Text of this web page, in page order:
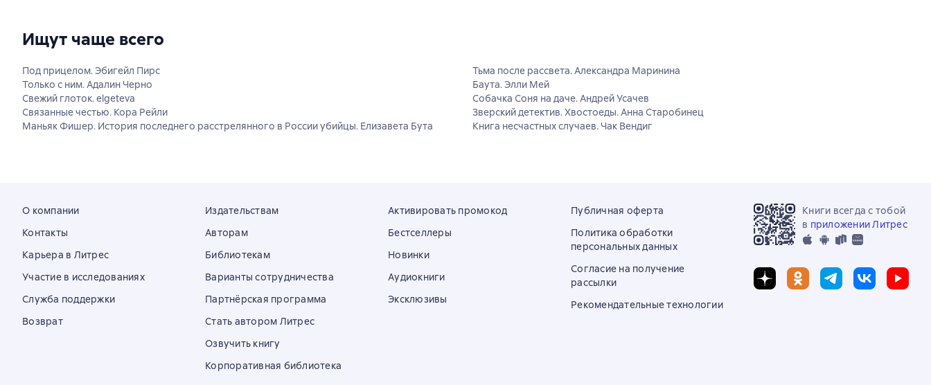
Ищут чаще всего
Под прицелом. Эбигейл Пирс
Только с ним. Адалин Черно
Свежий глоток. elgeteva
Связанные честью. Кора Рейли
Маньяк Фишер. История последнего расстрелянного в России убийцы. Елизавета Бута
Тьма после рассвета. Александра Маринина
Баута. Элли Мей
Собачка Соня на даче. Андрей Усачев
Зверский детектив. Хвостоеды. Анна Старобинец
Книга несчастных случаев. Чак Вендиг
О компании
Контакты
Карьера в Литрес
Участие в исследованиях
Служба поддержки
Возврат
Издательствам
Авторам
Библиотекам
Варианты сотрудничества
Партнёрская программа
Стать автором Литрес
Озвучить книгу
Корпоративная библиотека
Активировать промокод
Бестселлеры
Новинки
Аудиокниги
Эксклюзивы
Публичная оферта
Политика обработки
персональных данных
Согласие на получение
рассылки
Рекомендательные технологии
Книги всегда с тобой
в приложении Литрес